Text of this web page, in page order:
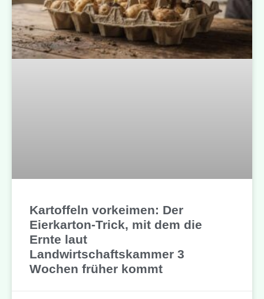
Kartoffeln vorkeimen: Der
Eierkarton-Trick, mit dem die
Ernte laut
Landwirtschaftskammer 3
Wochen früher kommt